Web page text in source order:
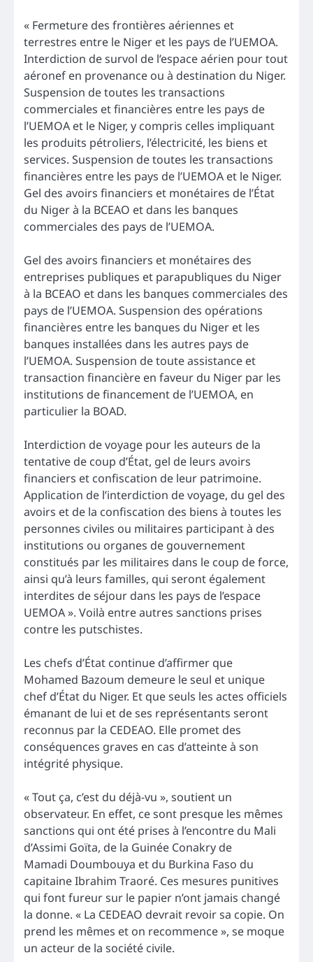
« Fermeture des frontières aériennes et
terrestres entre le Niger et les pays de l’UEMOA.
Interdiction de survol de l’espace aérien pour tout
aéronef en provenance ou à destination du Niger.
Suspension de toutes les transactions
commerciales et financières entre les pays de
l’UEMOA et le Niger, y compris celles impliquant
les produits pétroliers, l’électricité, les biens et
services. Suspension de toutes les transactions
financières entre les pays de l’UEMOA et le Niger.
Gel des avoirs financiers et monétaires de l’État
du Niger à la BCEAO et dans les banques
commerciales des pays de l’UEMOA.
Gel des avoirs financiers et monétaires des
entreprises publiques et parapubliques du Niger
à la BCEAO et dans les banques commerciales des
pays de l’UEMOA. Suspension des opérations
financières entre les banques du Niger et les
banques installées dans les autres pays de
l’UEMOA. Suspension de toute assistance et
transaction financière en faveur du Niger par les
institutions de financement de l’UEMOA, en
particulier la BOAD.
Interdiction de voyage pour les auteurs de la
tentative de coup d’État, gel de leurs avoirs
financiers et confiscation de leur patrimoine.
Application de l’interdiction de voyage, du gel des
avoirs et de la confiscation des biens à toutes les
personnes civiles ou militaires participant à des
institutions ou organes de gouvernement
constitués par les militaires dans le coup de force,
ainsi qu’à leurs familles, qui seront également
interdites de séjour dans les pays de l’espace
UEMOA ». Voilà entre autres sanctions prises
contre les putschistes.
Les chefs d’État continue d’affirmer que
Mohamed Bazoum demeure le seul et unique
chef d’État du Niger. Et que seuls les actes officiels
émanant de lui et de ses représentants seront
reconnus par la CEDEAO. Elle promet des
conséquences graves en cas d’atteinte à son
intégrité physique.
« Tout ça, c’est du déjà-vu », soutient un
observateur. En effet, ce sont presque les mêmes
sanctions qui ont été prises à l’encontre du Mali
d’Assimi Goïta, de la Guinée Conakry de
Mamadi Doumbouya et du Burkina Faso du
capitaine Ibrahim Traoré. Ces mesures punitives
qui font fureur sur le papier n’ont jamais changé
la donne. « La CEDEAO devrait revoir sa copie. On
prend les mêmes et on recommence », se moque
un acteur de la société civile.